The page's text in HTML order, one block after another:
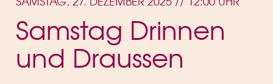
Samstag Drinnen
und Draussen